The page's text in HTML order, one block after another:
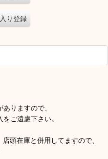
り登録
りますので、
ご遠慮下さい。
頭在庫と併用してますので、